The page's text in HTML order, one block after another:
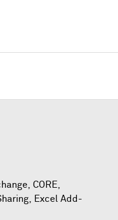
CORE,
,
Excel Add-